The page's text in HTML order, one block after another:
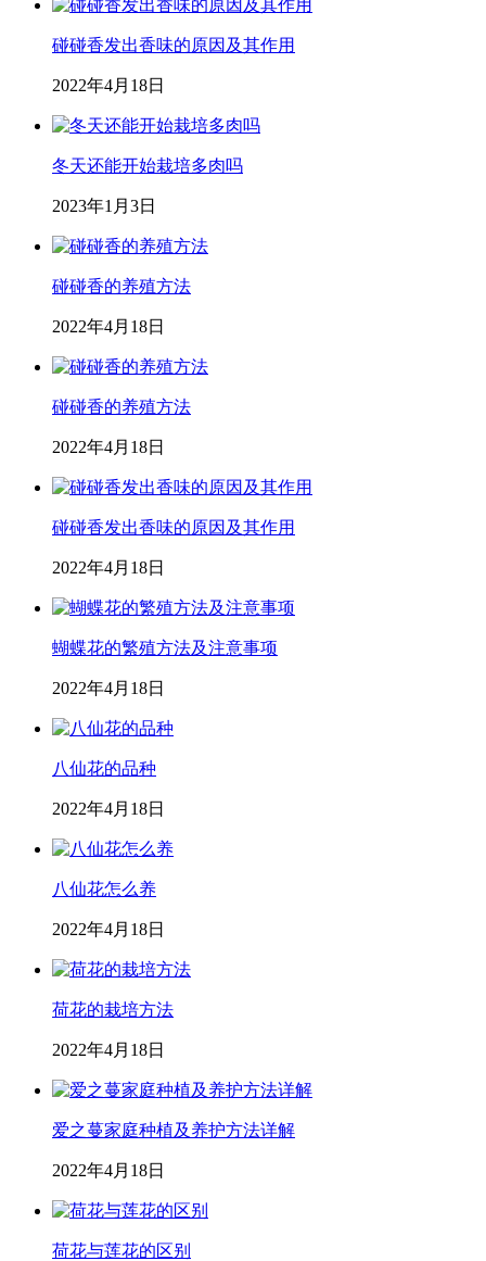
碰碰香发出香味的原因及其作用
2022年4月18日
冬天还能开始栽培多肉吗
2023年1月3日
碰碰香的养殖方法
2022年4月18日
碰碰香的养殖方法
2022年4月18日
碰碰香发出香味的原因及其作用
2022年4月18日
蝴蝶花的繁殖方法及注意事项
2022年4月18日
八仙花的品种
2022年4月18日
八仙花怎么养
2022年4月18日
荷花的栽培方法
2022年4月18日
爱之蔓家庭种植及养护方法详解
2022年4月18日
荷花与莲花的区别